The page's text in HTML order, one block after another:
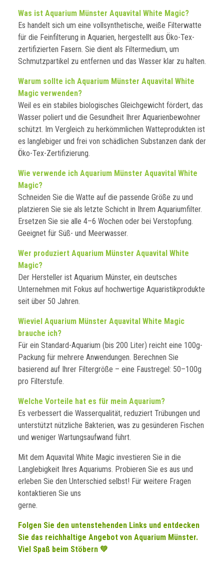
Was ist Aquarium Münster Aquavital White Magic?
Es handelt sich um eine vollsynthetische, weiße Filterwatte
für die Feinfilterung in Aquarien, hergestellt aus Öko-Tex-
zertifizierten Fasern. Sie dient als Filtermedium, um
Schmutzpartikel zu entfernen und das Wasser klar zu halten.
Warum sollte ich Aquarium Münster Aquavital White
Magic verwenden?
Weil es ein stabiles biologisches Gleichgewicht fördert, das
Wasser poliert und die Gesundheit Ihrer Aquarienbewohner
schützt. Im Vergleich zu herkömmlichen Watteprodukten ist
es langlebiger und frei von schädlichen Substanzen dank der
Öko-Tex-Zertifizierung.
Wie verwende ich Aquarium Münster Aquavital White
Magic?
Schneiden Sie die Watte auf die passende Größe zu und
platzieren Sie sie als letzte Schicht in Ihrem Aquariumfilter.
Ersetzen Sie sie alle 4–6 Wochen oder bei Verstopfung.
Geeignet für Süß- und Meerwasser.
Wer produziert Aquarium Münster Aquavital White
Magic?
Der Hersteller ist Aquarium Münster, ein deutsches
Unternehmen mit Fokus auf hochwertige Aquaristikprodukte
seit über 50 Jahren.
Wieviel Aquarium Münster Aquavital White Magic
brauche ich?
Für ein Standard-Aquarium (bis 200 Liter) reicht eine 100g-
Packung für mehrere Anwendungen. Berechnen Sie
basierend auf Ihrer Filtergröße – eine Faustregel: 50–100g
pro Filterstufe.
Welche Vorteile hat es für mein Aquarium?
Es verbessert die Wasserqualität, reduziert Trübungen und
unterstützt nützliche Bakterien, was zu gesünderen Fischen
und weniger Wartungsaufwand führt.
Mit dem Aquavital White Magic investieren Sie in die
Langlebigkeit Ihres Aquariums. Probieren Sie es aus und
erleben Sie den Unterschied selbst! Für weitere Fragen
kontaktieren Sie uns
gerne.
Folgen Sie den untenstehenden Links und entdecken
Sie das reichhaltige Angebot von Aquarium Münster.
Viel Spaß beim Stöbern 💚